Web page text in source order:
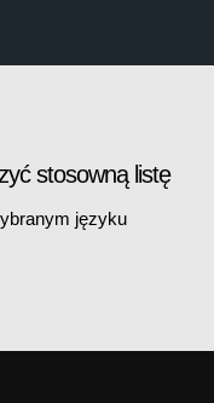
stosowną listę
języku